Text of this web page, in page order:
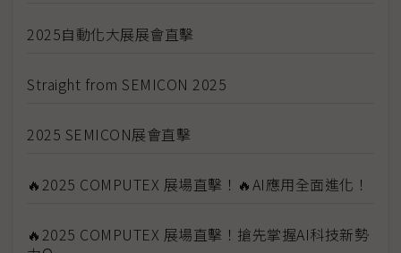
2025自動化大展展會直擊
Straight from SEMICON 2025
2025 SEMICON展會直擊
🔥2025 COMPUTEX 展場直擊！🔥AI應用全面進化！
🔥2025 COMPUTEX 展場直擊！搶先掌握AI科技新勢